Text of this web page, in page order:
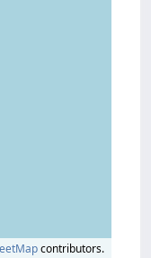
contributors.